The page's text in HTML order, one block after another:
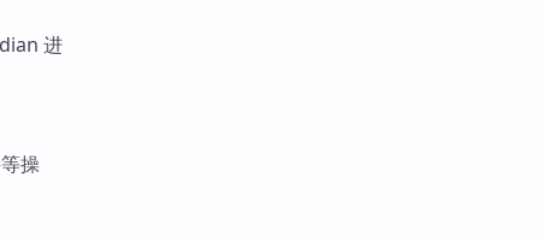
进
操